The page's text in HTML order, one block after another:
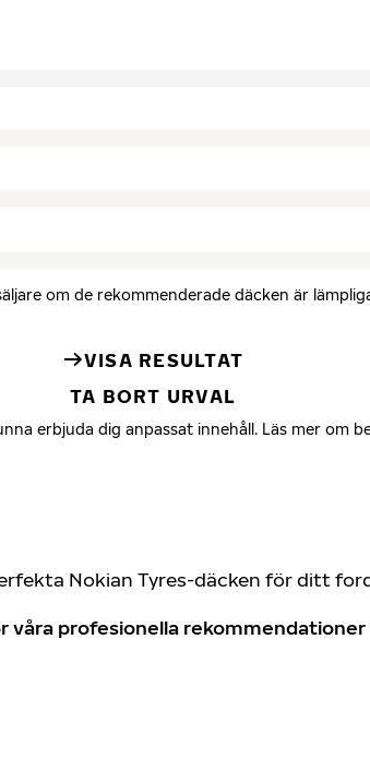
om de rekommenderade däcken är
VISA RESULTAT
TA BORT URVAL
erbjuda dig anpassat innehåll. Läs mer om
Nokian Tyres-däcken för ditt
våra profesionella